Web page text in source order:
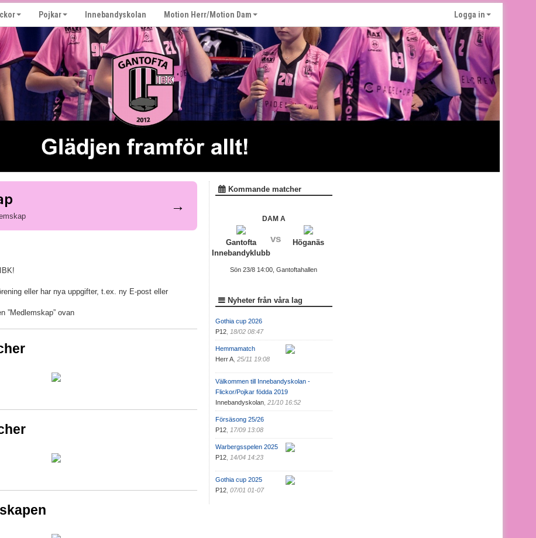
Pojkar Innebandyskolan Motion Herr/Motion Dam Logga in
→
eller har nya uppgifter, t.ex. ny E-post eller
”Medlemskap” ovan
Kommande matcher
DAM A
Gantofta
Innebandyklubb
vs Höganäs
Sön 23/8 14:00, Gantoftahallen
Nyheter från våra lag
Gothia cup 2026
P12 18/02 08:47
Hemmamatch
Herr A ,25/11 19:08
Välkommen till Innebandyskolan -
Flickor/Pojkar födda 2019
Innebandyskolan ,21/10 16:52
Försäsong 25/26
P12 17/09 13:08
Warbergsspelen 2025
P12 14/04 14:23
Gothia cup 2025
P12 ,07/01 01-07